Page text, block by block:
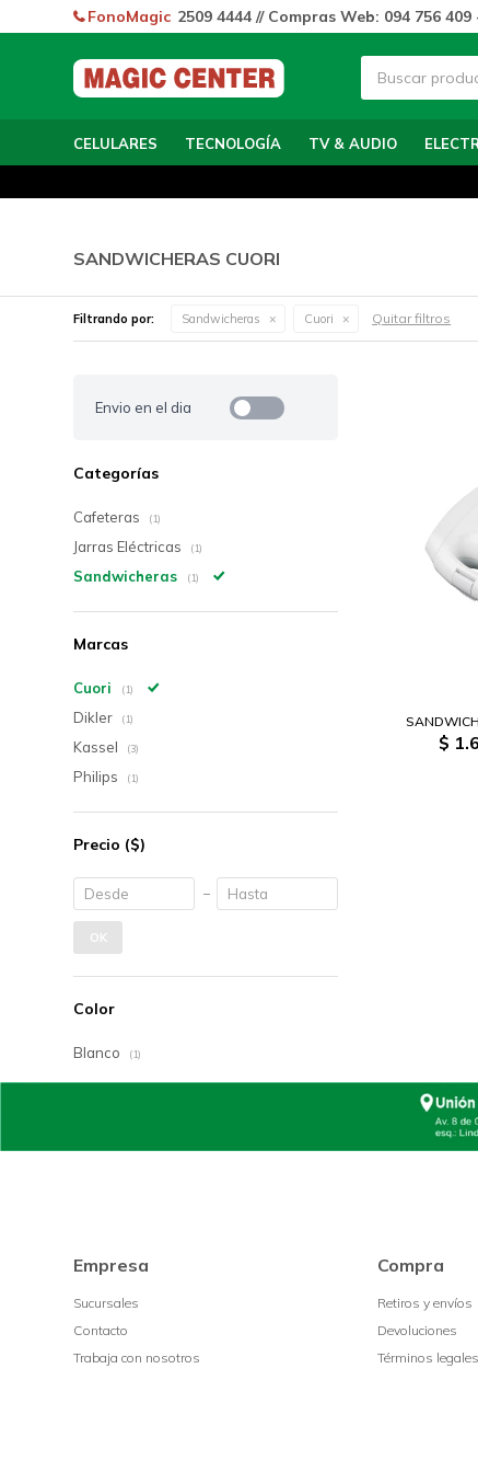
CELULARES TECNOLOGÍA TV & AUDIO
FonoMagic 2509 4444 // Compras Web: 094 756 409
SANDWICHERAS CUORI
Filtrando por: Sandwicheras Cuori Quitar filtros
$
Envio en el dia
Categorías
Cafeteras (1)
Jarras Eléctricas (1)
Sandwicheras (1)
Marcas
Cuori (1)
Dikler (1)
Kassel (3)
Philips (1)
Precio ($)
OK
Color
Blanco (1)
Empresa
Sucursales
Contacto
Trabaja con nosotros
Compra
Retiros y envíos
Devoluciones
Términos legales